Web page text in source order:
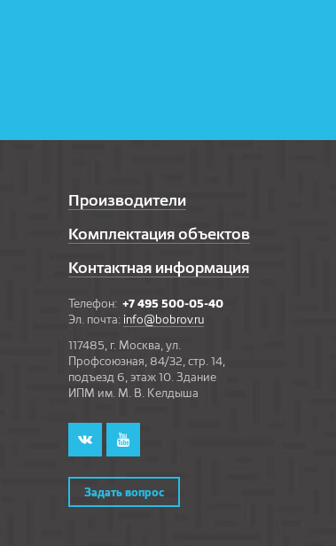
Производители
Комплектация объектов
Контактная информация
Телефон:+7 495 500-05-40
Эл. почта: info@bobrov.ru
117485, г. Москва, ул.
Профсоюзная, 84/32, стр. 14,
подъезд 6, этаж 10. Здание
ИПМ им. М. В. Келдыша
Задать вопрос